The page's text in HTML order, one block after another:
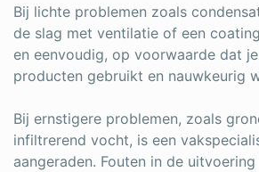
Bij lichte problemen zoals
de slag met ventilatie of een
en eenvoudig, op voorwaarde dat
producten gebruikt en nauwkeurig
Bij ernstigere problemen, zoals
infiltrerend vocht, is een
aangeraden. Fouten in de